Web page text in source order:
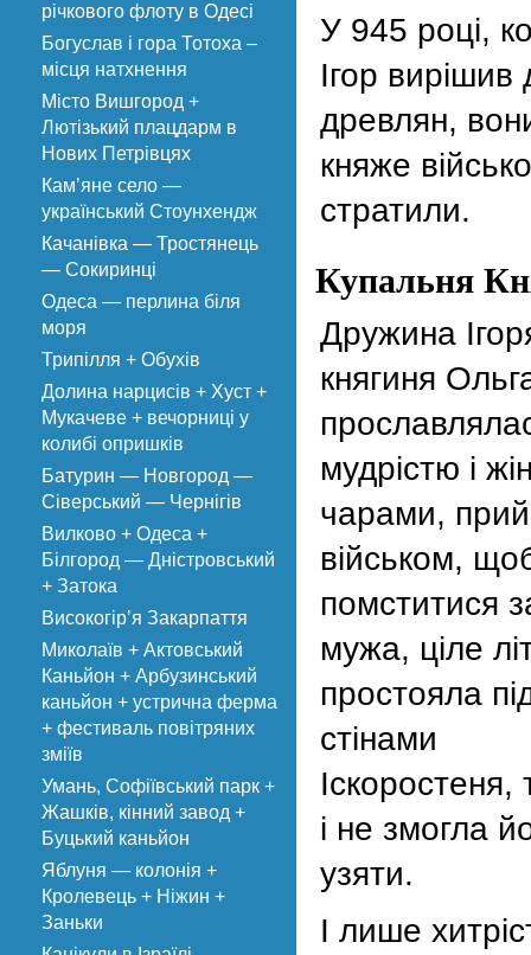
річкового флоту в Одесі
Богуслав і гора Тотоха –
місця натхнення
Місто Вишгород +
Лютізький плацдарм в
Нових Петрівцях
Кам’яне село —
український Стоунхендж
Качанівка — Тростянець
— Сокиринці
Одеса — перлина біля
моря
Трипілля + Обухів
Долина нарцисів + Хуст +
Мукачеве + вечорниці у
колибі опришків
Батурин — Новгород —
Сіверський — Чернігів
Вилково + Одеса +
Білгород — Дністровський
+ Затока
Високогір’я Закарпаття
Миколаїв + Актовський
Каньйон + Арбузинський
каньйон + устрична ферма
+ фестиваль повітряних
зміїв
Умань, Софіївський парк +
Жашків, кінний завод +
Буцький каньйон
Яблуня — колонія +
Кролевець + Ніжин +
Заньки
У 945 році,
Ігор вирішив
древлян,
княже
стратили.
Купальня
Дружина
княгиня
мудрістю і
чарами,
військом,
помститися
мужа, ціле
простояла
стінами
Іскоростеня,
і не змогла
узяти.
І лише